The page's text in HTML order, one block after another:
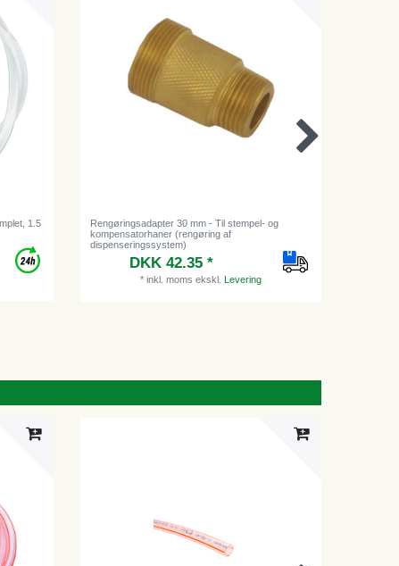
1.5
Rengøringsadapter 30 mm - Til stempel- og
kompensatorhaner (rengøring af
dispenseringssystem)
DKK 42.35 *
* inkl. moms ekskl. Levering